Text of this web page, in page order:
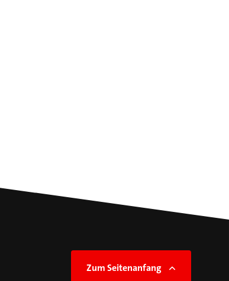
Zum Seitenanfang